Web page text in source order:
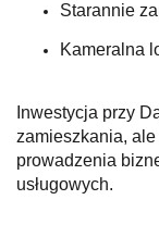
Starannie
Kameralna
Inwestycja przy
zamieszkania,
prowadzenia
usługowych.